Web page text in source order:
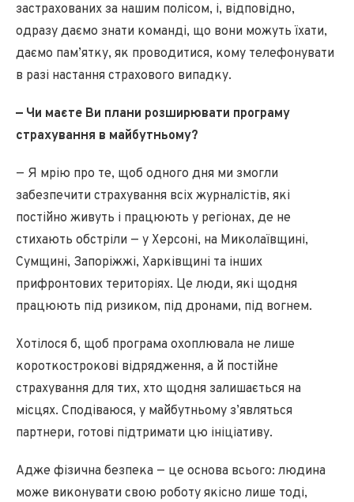
застрахованих за нашим полісом, і, відповідно,
одразу даємо знати команді, що вони можуть їхати,
даємо пам’ятку, як проводитися, кому телефонувати
в разі настання страхового випадку.
— Чи маєте Ви плани розширювати програму
страхування в майбутньому?
— Я мрію про те, щоб одного дня ми змогли
забезпечити страхування всіх журналістів, які
постійно живуть і працюють у регіонах, де не
стихають обстріли — у Херсоні, на Миколаївщині,
Сумщині, Запоріжжі, Харківщині та інших
прифронтових територіях. Це люди, які щодня
працюють під ризиком, під дронами, під вогнем.
Хотілося б, щоб програма охоплювала не лише
короткострокові відрядження, а й постійне
страхування для тих, хто щодня залишається на
місцях. Сподіваюся, у майбутньому з’являться
партнери, готові підтримати цю ініціативу.
Адже фізична безпека — це основа всього: людина
може виконувати свою роботу якісно лише тоді,